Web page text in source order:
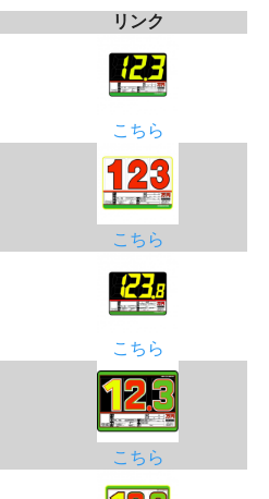
リンク
こちら
こちら
こちら
こちら